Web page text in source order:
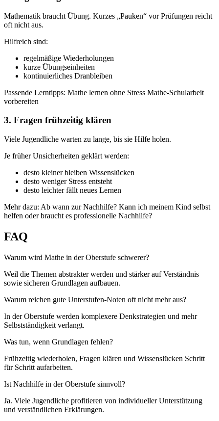
Mathematik braucht Übung. Kurzes „Pauken“ vor Prüfungen reicht
oft nicht aus.
Hilfreich sind:
regelmäßige Wiederholungen
kurze Übungseinheiten
kontinuierliches Dranbleiben
Passende Lerntipps: Mathe lernen ohne Stress Mathe-Schularbeit
vorbereiten
3. Fragen frühzeitig klären
Viele Jugendliche warten zu lange, bis sie Hilfe holen.
Je früher Unsicherheiten geklärt werden:
desto kleiner bleiben Wissenslücken
desto weniger Stress entsteht
desto leichter fällt neues Lernen
Mehr dazu: Ab wann zur Nachhilfe? ​​​​​​​Kann ich meinem Kind selbst
helfen oder braucht es professionelle Nachhilfe?​​​​​​​
FAQ
Warum wird Mathe in der Oberstufe schwerer?
Weil die Themen abstrakter werden und stärker auf Verständnis
sowie sicheren Grundlagen aufbauen.
Warum reichen gute Unterstufen-Noten oft nicht mehr aus?
In der Oberstufe werden komplexere Denkstrategien und mehr
Selbstständigkeit verlangt.
Was tun, wenn Grundlagen fehlen?
Frühzeitig wiederholen, Fragen klären und Wissenslücken Schritt
für Schritt aufarbeiten.
Ist Nachhilfe in der Oberstufe sinnvoll?
Ja. Viele Jugendliche profitieren von individueller Unterstützung
und verständlichen Erklärungen.